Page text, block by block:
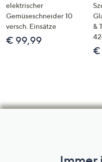
elektrischer
Gemüseschneider 10
versch. Einsätze
€ 99,99
&
€